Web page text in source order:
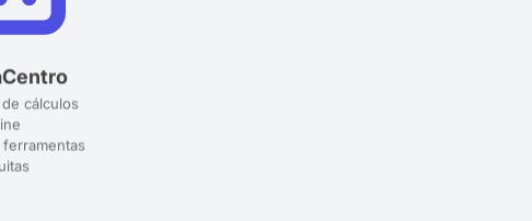
cálculos